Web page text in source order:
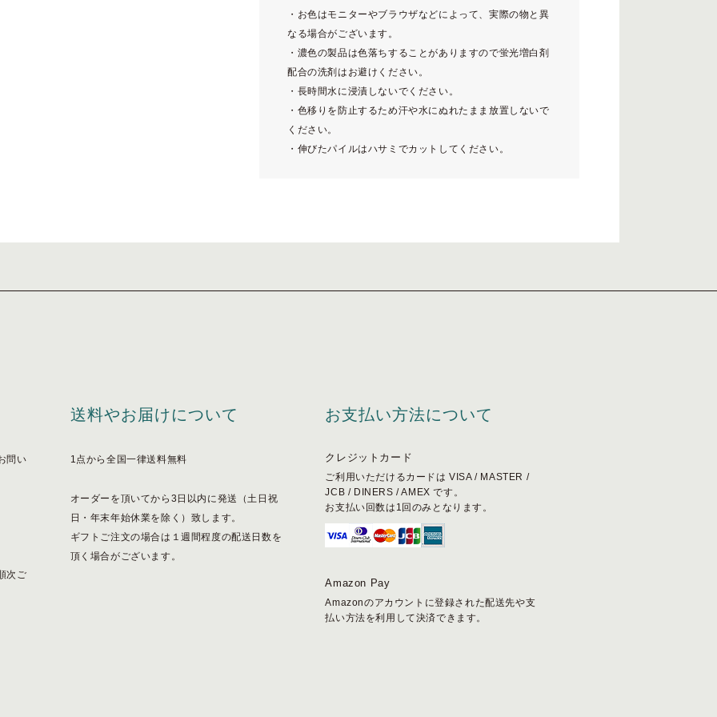
・お色はモニターやブラウザなどによって、実際の物と異
なる場合がございます。
・濃色の製品は色落ちすることがありますので蛍光増白剤
配合の洗剤はお避けください。
・長時間水に浸漬しないでください。
・色移りを防止するため汗や水にぬれたまま放置しないで
ください。
・伸びたパイルはハサミでカットしてください。
問い
次ご
送料やお届けについて
1点から全国一律送料無料
オーダーを頂いてから3日以内に発送（土日祝
日・年末年始休業を除く）致します。
ギフトご注文の場合は１週間程度の配送日数を
頂く場合がございます。
お支払い方法について
クレジットカード
ご利用いただけるカードは VISA / MASTER /
JCB / DINERS / AMEX です。
お支払い回数は1回のみとなります。
Amazon Pay
Amazonのアカウントに登録された配送先や支
払い方法を利用して決済できます。